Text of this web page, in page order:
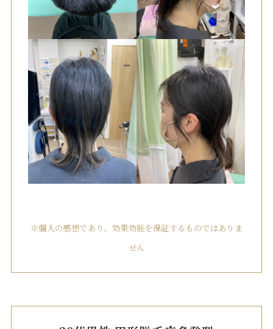
※個人の感想であり、効果効能を保証するものではありま
せん